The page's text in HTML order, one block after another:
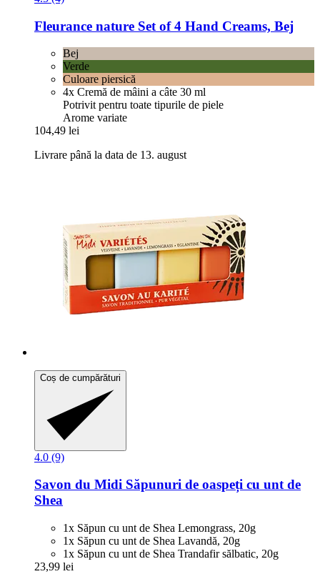
Fleurance nature Set of 4 Hand Creams, Bej
Bej
Verde
Culoare piersică
4x Cremă de mâini a câte 30 ml
Potrivit pentru toate tipurile de piele
Arome variate
104,49 lei
Livrare până la data de 13. august
Coș de cumpărături
4.0 (9)
Savon du Midi Săpunuri de oaspeți cu unt de
Shea
1x Săpun cu unt de Shea Lemongrass, 20g
1x Săpun cu unt de Shea Lavandă, 20g
1x Săpun cu unt de Shea Trandafir sălbatic, 20g
23,99 lei